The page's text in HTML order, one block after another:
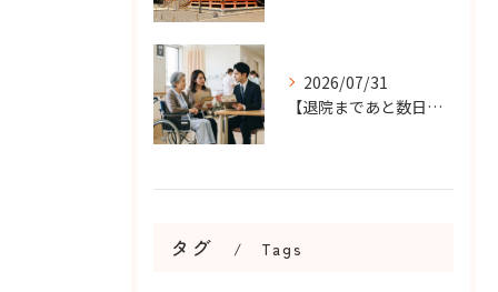
2026/07/31
【退院まであと数日…】老人ホーム探しを急ぐケースで大切なこと...
タグ Tags